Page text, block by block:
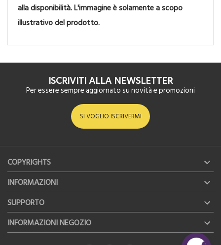
alla disponibilità. L'immagine è solamente a scopo
illustrativo del prodotto.
ISCRIVITI ALLA NEWSLETTER
Per essere sempre aggiornato su novità e promozioni
SI VOGLIO ISCRIVERMI
COPYRIGHTS 
INFORMAZIONI 
SUPPORTO 
INFORMAZIONI NEGOZIO 